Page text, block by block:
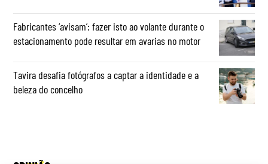
Fabricantes ‘avisam’: fazer isto ao volante durante o
estacionamento pode resultar em avarias no motor
Tavira desafia fotógrafos a captar a identidade e a
beleza do concelho